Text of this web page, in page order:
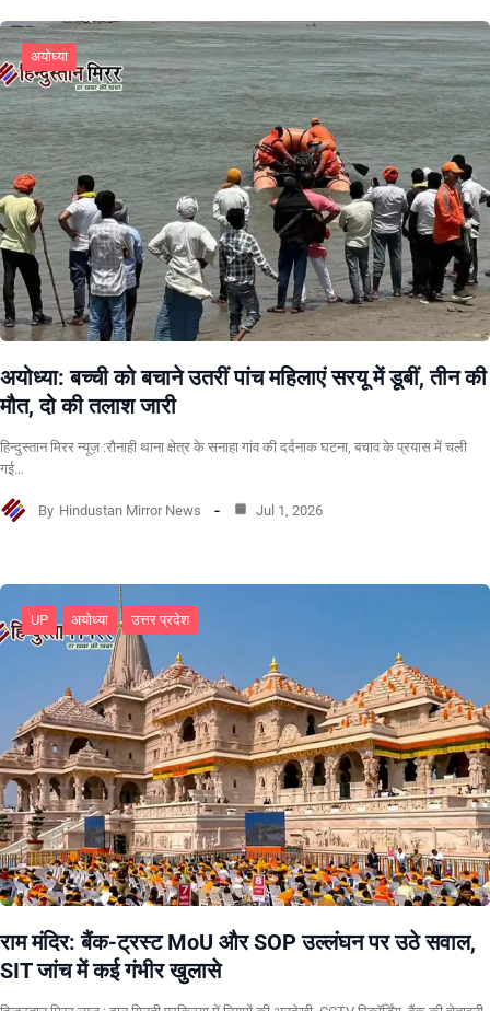
अयोध्या
अयोध्या: बच्ची को बचाने उतरीं पांच महिलाएं सरयू में डूबीं, तीन की
मौत, दो की तलाश जारी
हिन्दुस्तान मिरर न्यूज़ :रौनाही थाना क्षेत्र के सनाहा गांव की दर्दनाक घटना, बचाव के प्रयास में चली
गई…
By Hindustan Mirror News Jul 1, 2026
UP अयोध्या उत्तर प्रदेश
राम मंदिर: बैंक-ट्रस्ट MoU और SOP उल्लंघन पर उठे सवाल,
SIT जांच में कई गंभीर खुलासे